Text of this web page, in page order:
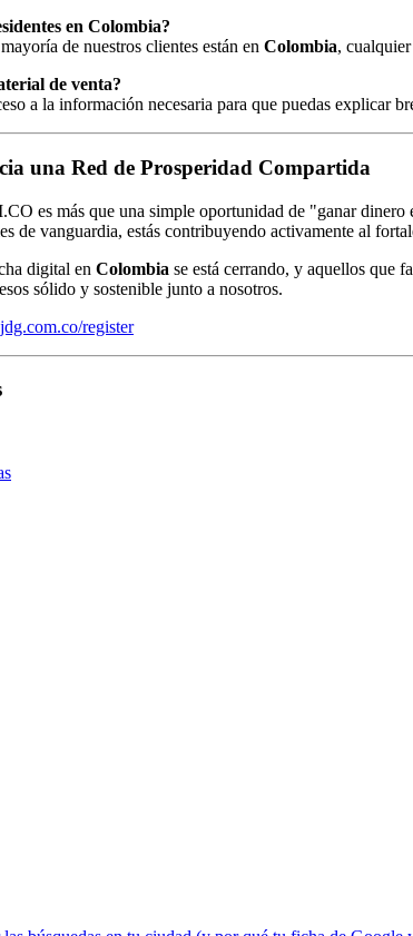
en Colombia?
de nuestros clientes están en Colombia,
de venta?
a la información necesaria para que puedas explicar
una Red de Prosperidad Compartida
es más que una simple oportunidad de "ganar
de vanguardia, estás contribuyendo activamente al
digital en Colombia se está cerrando, y aquellos que
sólido y sostenible junto a nosotros.
register